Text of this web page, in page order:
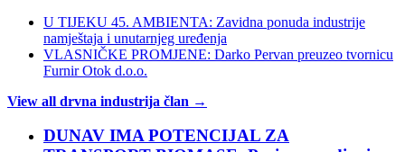
U TIJEKU 45. AMBIENTA: Zavidna ponuda industrije
namještaja i unutarnjeg uređenja
VLASNIČKE PROMJENE: Darko Pervan preuzeo tvornicu
Furnir Otok d.o.o.
View all drvna industrija član →
DUNAV IMA POTENCIJAL ZA